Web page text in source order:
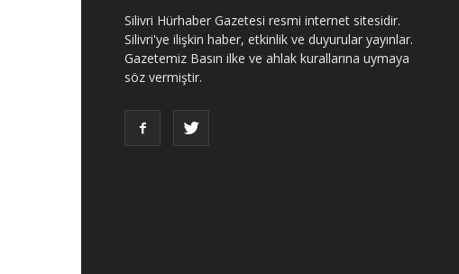
Silivri Hürhaber Gazetesi resmi internet sitesidir.
Silivri'ye ilişkin haber, etkinlik ve duyurular yayınlar.
Gazetemiz Basın ilke ve ahlak kurallarına uymaya
söz vermiştir.